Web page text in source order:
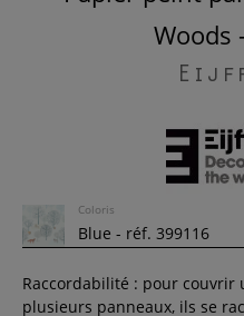
Woods
Coloris
Raccordabilité : pour couvrir
plusieurs panneaux, ils se